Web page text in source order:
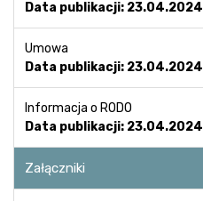
Data publikacji: 23.04.2024
Umowa
Data publikacji: 23.04.2024
Informacja o RODO
Data publikacji: 23.04.2024
Załączniki